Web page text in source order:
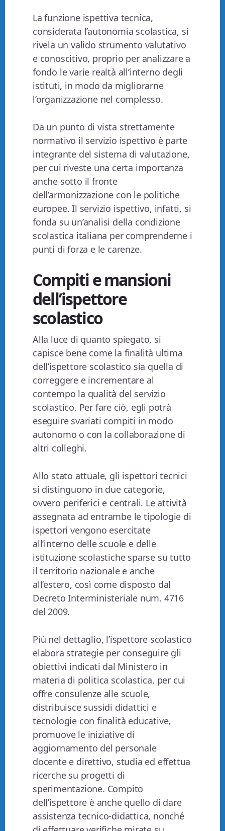
La funzione ispettiva tecnica,
considerata l’autonomia scolastica, si
rivela un valido strumento valutativo
e conoscitivo, proprio per analizzare a
fondo le varie realtà all’interno degli
istituti, in modo da migliorarne
l’organizzazione nel complesso.
Da un punto di vista strettamente
normativo il servizio ispettivo è parte
integrante del sistema di valutazione,
per cui riveste una certa importanza
anche sotto il fronte
dell’armonizzazione con le politiche
europee. Il servizio ispettivo, infatti, si
fonda su un’analisi della condizione
scolastica italiana per comprenderne i
punti di forza e le carenze.
Compiti e mansioni
dell’ispettore
scolastico
Alla luce di quanto spiegato, si
capisce bene come la finalità ultima
dell’ispettore scolastico sia quella di
correggere e incrementare al
contempo la qualità del servizio
scolastico. Per fare ciò, egli potrà
eseguire svariati compiti in modo
autonomo o con la collaborazione di
altri colleghi.
Allo stato attuale, gli ispettori tecnici
si distinguono in due categorie,
ovvero periferici e centrali. Le attività
assegnata ad entrambe le tipologie di
ispettori vengono esercitate
all’interno delle scuole e delle
istituzione scolastiche sparse su tutto
il territorio nazionale e anche
all’estero, così come disposto dal
Decreto Interministeriale num. 4716
del 2009.
Più nel dettaglio, l’ispettore scolastico
elabora strategie per conseguire gli
obiettivi indicati dal Ministero in
materia di politica scolastica, per cui
offre consulenze alle scuole,
distribuisce sussidi didattici e
tecnologie con finalità educative,
promuove le iniziative di
aggiornamento del personale
docente e direttivo, studia ed effettua
ricerche su progetti di
sperimentazione. Compito
dell’ispettore è anche quello di dare
assistenza tecnico-didattica, nonché